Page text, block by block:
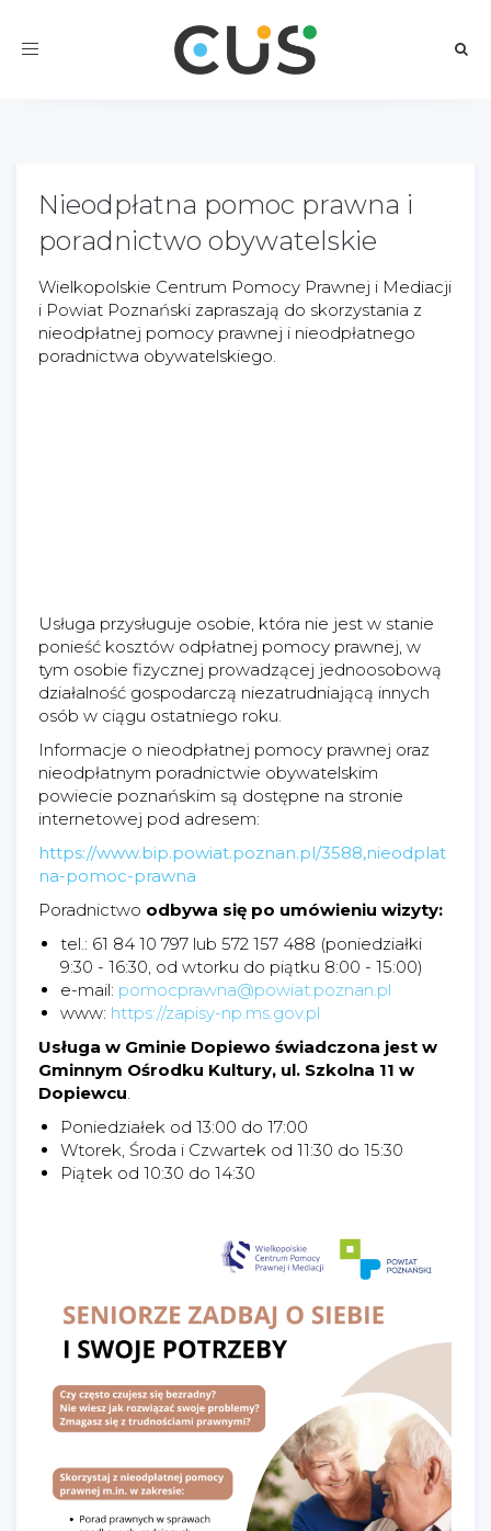
Toggle
Nieodpłatna pomoc prawna i
poradnictwo obywatelskie
Wielkopolskie Centrum Pomocy Prawnej i Mediacji
i Powiat Poznański zapraszają do skorzystania z
nieodpłatnej pomocy prawnej i nieodpłatnego
poradnictwa obywatelskiego.
Usługa przysługuje osobie, która nie jest w stanie
ponieść kosztów odpłatnej pomocy prawnej, w
tym osobie fizycznej prowadzącej jednoosobową
działalność gospodarczą niezatrudniającą innych
osób w ciągu ostatniego roku.
Informacje o nieodpłatnej pomocy prawnej oraz
nieodpłatnym poradnictwie obywatelskim
powiecie poznańskim są dostępne na stronie
internetowej pod adresem:
https://www.bip.powiat.poznan.pl/3588,nieodplat
na-pomoc-prawna
Poradnictwo odbywa się po umówieniu wizyty:
tel.: 61 84 10 797 lub 572 157 488 (poniedziałki
9:30 - 16:30, od wtorku do piątku 8:00 - 15:00)
e-mail: pomocprawna@powiat.poznan.pl
www: https://zapisy-np.ms.gov.pl
Usługa w Gminie Dopiewo świadczona jest w
Gminnym Ośrodku Kultury, ul. Szkolna 11 w
Dopiewcu
Poniedziałek od 13:00 do 17:00
Wtorek, Środa i Czwartek od 11:30 do 15:30
Piątek od 10:30 do 14:30